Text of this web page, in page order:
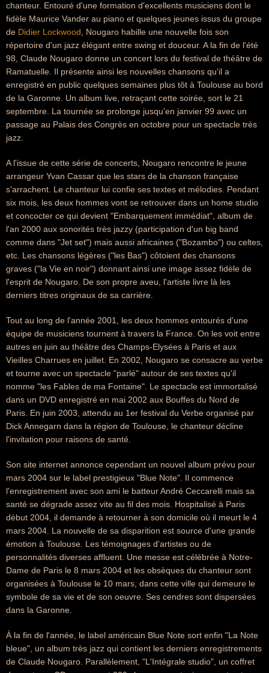
chanteur. Entouré d'une formation d'excellents musiciens dont le
fidèle Maurice Vander au piano et quelques jeunes issus du groupe
de Didier Lockwood , Nougaro habille une nouvelle fois son
répertoire d'un jazz élégant entre swing et douceur. A la fin de l'été
98, Claude Nougaro donne un concert lors du festival de théâtre de
Ramatuelle. Il présente ainsi les nouvelles chansons qu'il a
enregistré en public quelques semaines plus tôt à Toulouse au bord
de la Garonne. Un album live, retraçant cette soirée, sort le 21
septembre. La tournée se prolonge jusqu'en janvier 99 avec un
passage au Palais des Congrès en octobre pour un spectacle très
jazz.
A l'issue de cette série de concerts, Nougaro rencontre le jeune
arrangeur Yvan Cassar que les stars de la chanson française
s'arrachent. Le chanteur lui confie ses textes et mélodies. Pendant
six mois, les deux hommes vont se retrouver dans un home studio
et concocter ce qui devient "Embarquement immédiat", album de
l'an 2000 aux sonorités très jazzy (participation d'un big band
comme dans "Jet set") mais aussi africaines ("Bozambo") ou celtes,
etc. Les chansons légères ("les Bas") côtoient des chansons
graves ("la Vie en noir") donnant ainsi une image assez fidèle de
l'esprit de Nougaro. De son propre aveu, l'artiste livre là les
derniers titres originaux de sa carrière.
Tout au long de l'année 2001, les deux hommes entourés d'une
équipe de musiciens tournent à travers la France. On les voit entre
autres en juin au théâtre des Champs-Elysées à Paris et aux
Vieilles Charrues en juillet. En 2002, Nougaro se consacre au verbe
et tourne avec un spectacle "parlé" autour de ses textes qu'il
nomme "les Fables de ma Fontaine". Le spectacle est immortalisé
dans un DVD enregistré en mai 2002 aux Bouffes du Nord de
Paris. En juin 2003, attendu au 1er festival du Verbe organisé par
Dick Annegarn dans la région de Toulouse, le chanteur décline
l'invitation pour raisons de santé.
Son site internet annonce cependant un nouvel album prévu pour
mars 2004 sur le label prestigieux "Blue Note". Il commence
l'enregistrement avec son ami le batteur André Ceccarelli mais sa
santé se dégrade assez vite au fil des mois. Hospitalisé à Paris
début 2004, il demande à retourner à son domicile où il meurt le 4
mars 2004. La nouvelle de sa disparition est source d'une grande
émotion à Toulouse. Les témoignages d'artistes ou de
personnalités diverses affluent. Une messe est célébrée à Notre-
Dame de Paris le 8 mars 2004 et les obsèques du chanteur sont
organisées à Toulouse le 10 mars, dans cette ville qui demeure le
symbole de sa vie et de son oeuvre. Ses cendres sont dispersées
dans la Garonne.
À la fin de l'année, le label américain Blue Note sort enfin "La Note
bleue", un album très jazz qui contient les derniers enregistrements
de Claude Nougaro. Parallèlement, "L'Intégrale studio", un coffret